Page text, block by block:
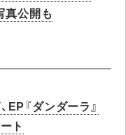
公開も
『ダンダーラ』
ト